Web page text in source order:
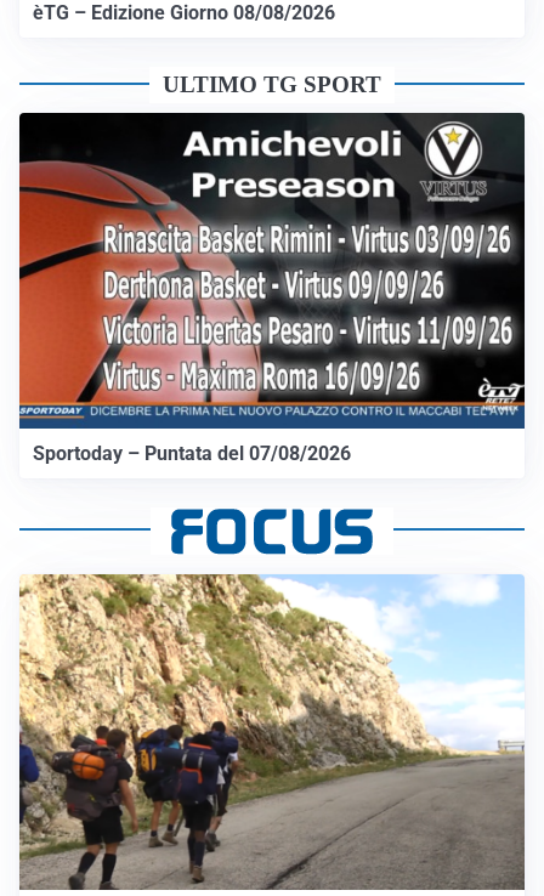
èTG – Edizione Giorno 08/08/2026
ULTIMO TG SPORT
Sportoday – Puntata del 07/08/2026